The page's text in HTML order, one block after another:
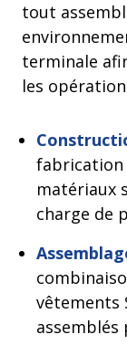
tout
terminale
les
fabrication
matériaux
charge de
vêtements